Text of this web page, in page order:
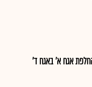
אגח א' באגח ד'